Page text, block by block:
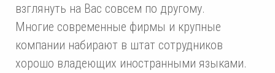
взглянуть на Вас совсем по другому.
Многие современные фирмы и крупные
компании набирают в штат сотрудников
хорошо владеющих иностранными языками.